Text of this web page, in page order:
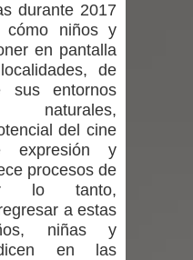
eléctrica
del Maule por su
millones en
de PRODESAL
Linares
Curicó apuesta a la
durante 2017
cómo niños y
en pantalla
de
sus entornos
del cine
expresión y
procesos de
lo tanto,
a estas
niñas y
en las